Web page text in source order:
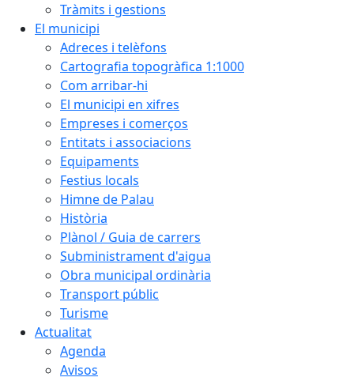
Tràmits i gestions
El municipi
Adreces i telèfons
Cartografia topogràfica 1:1000
Com arribar-hi
El municipi en xifres
Empreses i comerços
Entitats i associacions
Equipaments
Festius locals
Himne de Palau
Història
Plànol / Guia de carrers
Subministrament d'aigua
Obra municipal ordinària
Transport públic
Turisme
Actualitat
Agenda
Avisos